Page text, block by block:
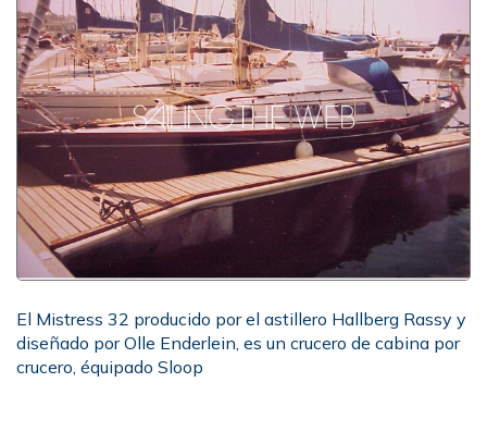
El Mistress 32 producido por el astillero Hallberg Rassy y
diseñado por Olle Enderlein, es un crucero de cabina por
crucero, équipado Sloop